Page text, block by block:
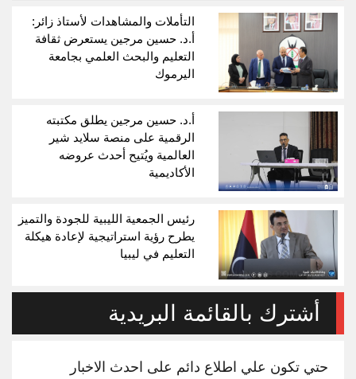
التأملات والمشاهدات لأستاذ زائر:
أ.د. حسين مرجين يستعرض ثقافة
التعليم والبحث العلمي بجامعة
اليرموك
أ.د. حسين مرجين يطلق مكتبته
الرقمية على منصة سلايد شير
العالمية ويُتيح أحدث عروضه
الأكاديمية
رئيس الجمعية الليبية للجودة والتميز
يطرح رؤية استراتيجية لإعادة هيكلة
التعليم في ليبيا
أشترك بالقائمة البريدية
حتي تكون علي اطلاع دائم على احدث الاخبار